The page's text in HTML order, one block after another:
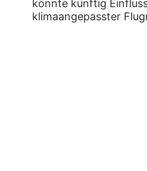
könnte künftig
klimaangepasster